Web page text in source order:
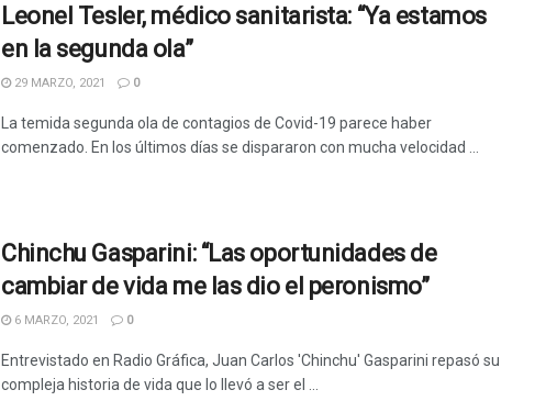
Leonel Tesler, médico sanitarista: “Ya estamos
en la segunda ola”
29 MARZO, 2021 0
La temida segunda ola de contagios de Covid-19 parece haber
comenzado. En los últimos días se dispararon con mucha velocidad ...
Chinchu Gasparini: “Las oportunidades de
cambiar de vida me las dio el peronismo”
6 MARZO, 2021 0
Entrevistado en Radio Gráfica, Juan Carlos 'Chinchu' Gasparini repasó su
compleja historia de vida que lo llevó a ser el ...